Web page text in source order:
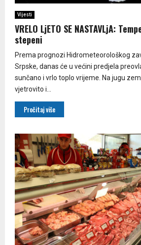
Vijesti
VRELO LjETO SE NASTAVLjA:
stepeni
Prema prognozi Hidrometeorološkog
Srpske, danas će u većini predjela
sunčano i vrlo toplo vrijeme. Na jugu
vjetrovito i...
Pročitaj više